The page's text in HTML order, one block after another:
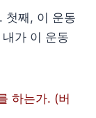
첫째, 이 운동
가 이 운동
하는가. (버